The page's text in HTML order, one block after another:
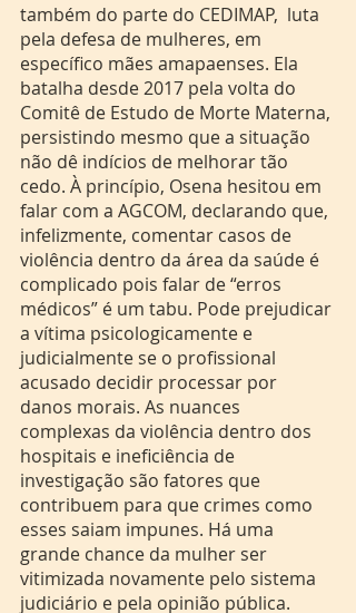
também do parte do CEDIMAP,  luta
pela defesa de mulheres, em
específico mães amapaenses. Ela
batalha desde 2017 pela volta do
Comitê de Estudo de Morte Materna,
persistindo mesmo que a situação
não dê indícios de melhorar tão
cedo. À princípio, Osena hesitou em
falar com a AGCOM, declarando que,
infelizmente, comentar casos de
violência dentro da área da saúde é
complicado pois falar de “erros
médicos” é um tabu. Pode prejudicar
a vítima psicologicamente e
judicialmente se o profissional
acusado decidir processar por
danos morais. As nuances
complexas da violência dentro dos
hospitais e ineficiência de
investigação são fatores que
contribuem para que crimes como
esses saiam impunes. Há uma
grande chance da mulher ser
vitimizada novamente pelo sistema
judiciário e pela opinião pública.